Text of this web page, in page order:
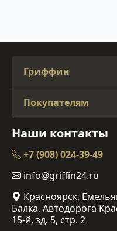
Гриффин
Покупателям
Наши контакты
+7 (908) 024-39-49
info@griffin24.ru
Красноярск,
Балка, Автодорога
15-й, зд. 5, стр. 2